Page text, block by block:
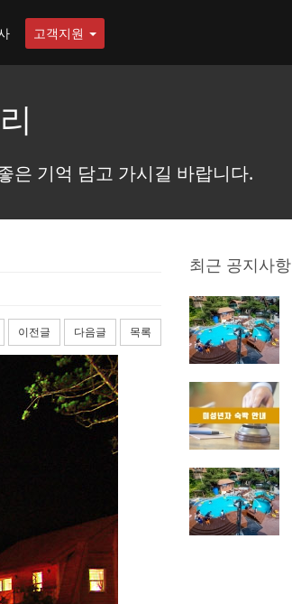
고객지원
은 기억 담고 가시길 바랍니다.
이전글 다음글 목록
최근 공지사항